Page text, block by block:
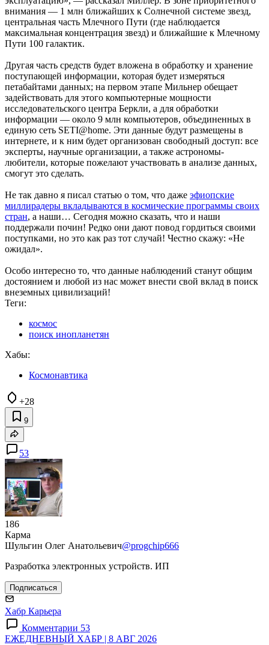
внимания — 1 млн ближайших к Солнечной системе звезд,
центральная часть Млечного Пути (где наблюдается
максимальная концентрация звезд) и ближайшие к Млечному
Пути 100 галактик.
Другая часть средств будет вложена в обработку и хранение
поступающей информации, которая будет измеряться
петабайтами данных; на первом этапе Мильнер обещает
задействовать для этого компьютерные мощности
исследовательского центра Беркли, а для обработки
информации — около 9 млн компьютеров, объединенных в
единую сеть SETI@home. Эти данные будут размещены в
интернете, и к ним будет организован свободный доступ: все
эксперты, научные организации, а также астрономы-
любители, которые пожелают участвовать в анализе данных,
смогут это сделать.
Не так давно я писал статью о том, что даже эфиопские
миллирадеры вкладываются в космические программы своих
стран, а наши… Сегодня можно сказать, что и наши
поддержали почин! Редко они дают повод гордиться своими
поступками, но это как раз тот случай! Честно скажу: «Не
ожидал».
Особо интересно то, что данные наблюдений станут общим
достоянием и любой из нас может внести свой вклад в поиск
внеземных цивилизаций!
Теги:
космос
поиск инопланетян
Хабы:
Космонавтика
+28
9
53
186
Карма
Шульгин Олег Анатольевич@progchip666
Разработка электронных устройств. ИП
Подписаться
Хабр Карьера
Комментарии 53
ЕЖЕДНЕВНЫЙ ХАБР | 8 АВГ 2026